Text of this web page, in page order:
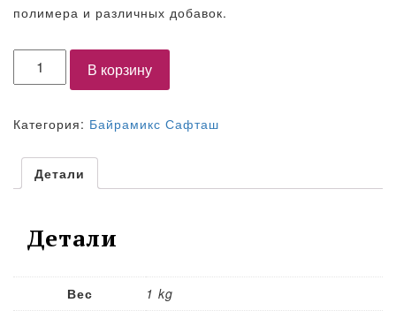
полимера и различных добавок.
В корзину
Категория: Байрамикс Сафташ
Детали
Детали
Вес 1 kg